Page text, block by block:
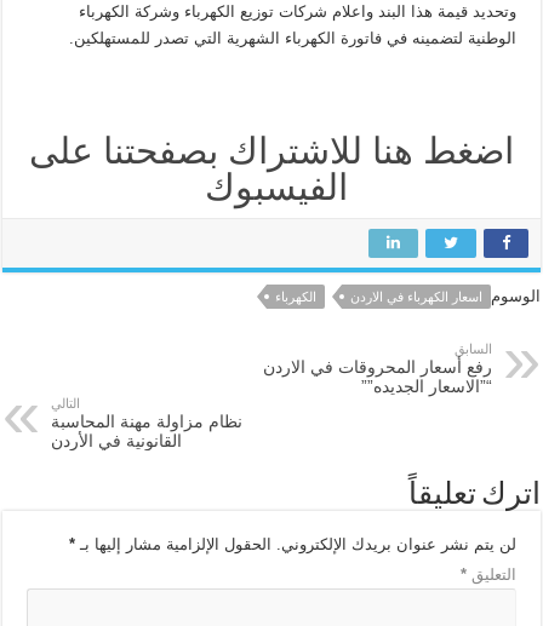
وتحديد قيمة هذا البند واعلام شركات توزيع الكهرباء وشركة الكهرباء
الوطنية لتضمينه في فاتورة الكهرباء الشهرية التي تصدر للمستهلكين.
اضغط هنا للاشتراك بصفحتنا على
الفيسبوك
الوسوم اسعار الكهرباء في الاردن الكهرباء
السابق
رفع أسعار المحروقات في الاردن
“”الاسعار الجديده””
التالي
نظام مزاولة مهنة المحاسبة
القانونية في الأردن
اترك تعليقاً
لن يتم نشر عنوان بريدك الإلكتروني. الحقول الإلزامية مشار إليها بـ*
التعليق*